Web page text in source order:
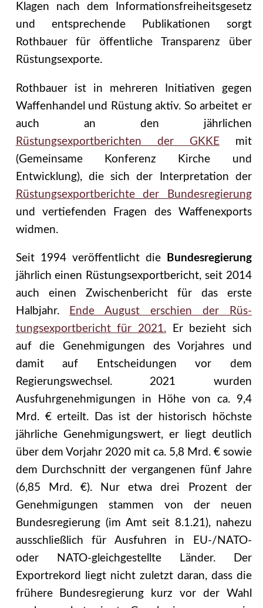
Klagen nach dem Informationsfreiheitsgesetz
und entsprechende Publika­tionen sorgt
Rothbauer für öffentliche Transparenz über
Rüstungsexporte.
Rothbauer ist in mehreren Initiativen gegen
Waffenhandel und Rüstung aktiv. So arbeitet er
auch an den jährlichen
Rüstungsexportberichten der GKKE mit
(Gemeinsame Konfe­renz Kirche und
Entwicklung), die sich der Interpretation der
Rüstungsex­portberichte der Bundesregierung
und vertiefenden Fragen des Waffenexports
widmen.
Seit 1994 veröffentlicht die
Bundesregierung
jährlich einen Rüstungsexportbericht, seit 2014
auch einen Zwischenbericht für das erste
Halbjahr.
Ende August erschien der Rüs­
tungsexportbericht für 2021.Er bezieht sich
auf die Genehmigungen des Vorjahres und
damit auf Entscheidungen vor dem
Regierungswechsel. 2021 wurden
Ausfuhrgenehmi­gungen in Höhe von ca. 9,4
Mrd. € erteilt. Das ist der historisch höchste
jährliche Geneh­migungswert, er liegt deutlich
über dem Vorjahr 2020 mit ca. 5,8 Mrd. € sowie
dem Durch­schnitt der vergangenen fünf Jahre
(6,85 Mrd. €). Nur etwa drei Prozent der
Genehmigun­gen stammen von der neuen
Bundesregierung (im Amt seit 8.1.21), nahezu
ausschließlich für Ausfuhren in EU-/NATO-
oder NATO-gleichgestellte Länder. Der
Exportrekord liegt nicht zuletzt daran, dass die
frühere Bundesregierung kurz vor der Wahl